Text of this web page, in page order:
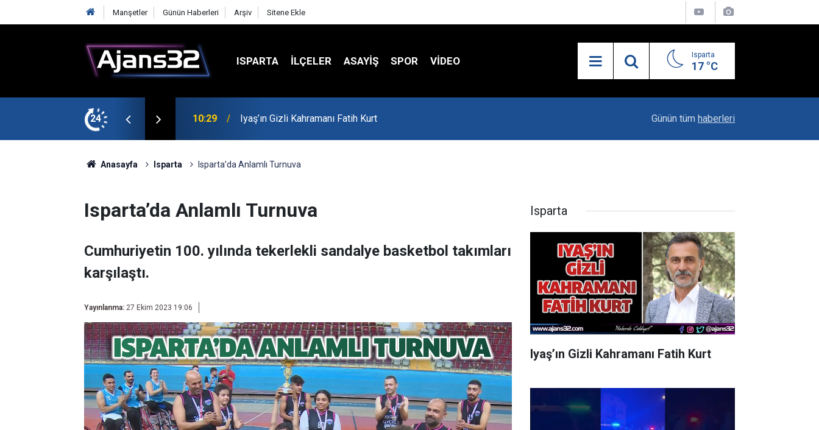
Manşetler Günün Haberleri Arşiv Sitene Ekle
ISPARTA İLÇELER ASAYİŞ SPOR VIDEO Isparta
17 °C
24 00:52 Isparta'da Asker Eğlencesinde Kavga Çıktı Uzaktan Hasta Değerlendirme Sistemi İle Yeni
Günün tüm haberleri
Anasayfa Isparta Isparta’da Anlamlı Turnuva
Isparta’da Anlamlı Turnuva
Cumhuriyetin 100. yılında tekerlekli sandalye basketbol takımları
karşılaştı.
Yayınlanma: 27 Ekim 2023 19:06
Isparta
Iyaş’ın Gizli Kahramanı Fatih Kurt